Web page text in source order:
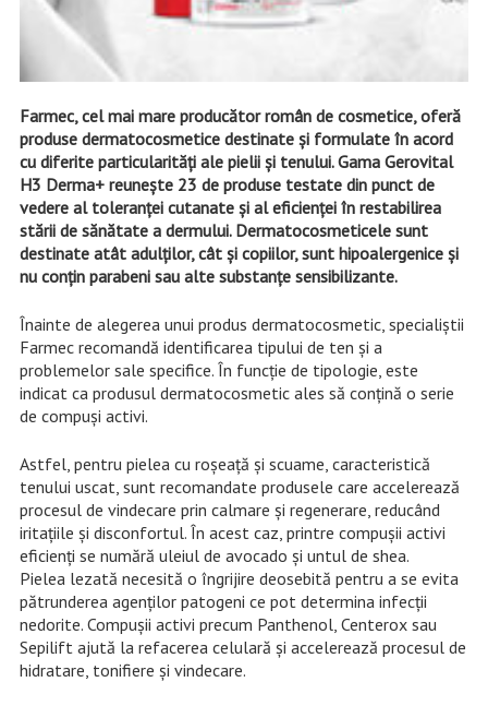
Farmec, cel mai mare producător român de cosmetice, oferă
produse dermatocosmetice destinate și formulate în acord
cu diferite particularități ale pielii și tenului. Gama Gerovital
H3 Derma+ reunește 23 de produse testate din punct de
vedere al toleranței cutanate și al eficienței în restabilirea
stării de sănătate a dermului. Dermatocosmeticele sunt
destinate atât adulților, cât și copiilor, sunt hipoalergenice și
nu conțin parabeni sau alte substanțe sensibilizante.
Înainte de alegerea unui produs dermatocosmetic, specialiștii
Farmec recomandă identificarea tipului de ten și a
problemelor sale specifice. În funcție de tipologie, este
indicat ca produsul dermatocosmetic ales să conțină o serie
de compuși activi.
Astfel, pentru pielea cu roșeață și scuame, caracteristică
tenului uscat, sunt recomandate produsele care accelerează
procesul de vindecare prin calmare și regenerare, reducând
iritațiile și disconfortul. În acest caz, printre compușii activi
eficienți se numără uleiul de avocado și untul de shea.
Pielea lezată necesită o îngrijire deosebită pentru a se evita
pătrunderea agenților patogeni ce pot determina infecții
nedorite. Compușii activi precum Panthenol, Centerox sau
Sepilift ajută la refacerea celulară și accelerează procesul de
hidratare, tonifiere și vindecare.